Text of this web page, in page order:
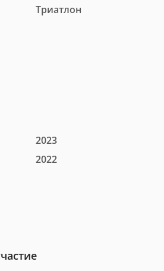
Андрианова Виктория
Триатлон
2023
2022